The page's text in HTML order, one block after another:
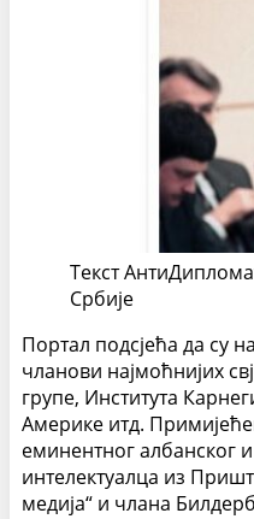
Текст
Србије
Портал подсјећа да су
чланови најмоћнијих
групе, Института
Америке итд.
еминентног албанског
интелектуалца из
медија“ и члана